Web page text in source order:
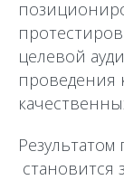
целевой
проведения
становится